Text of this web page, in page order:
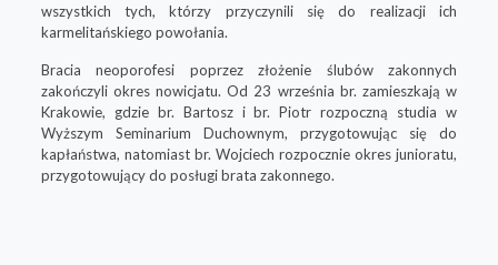
wszystkich tych, którzy przyczynili się do realizacji ich
karmelitańskiego powołania.
Bracia neoporofesi poprzez złożenie ślubów zakonnych
zakończyli okres nowicjatu. Od 23 września br. zamieszkają w
Krakowie, gdzie br. Bartosz i br. Piotr rozpoczną studia w
Wyższym Seminarium Duchownym, przygotowując się do
kapłaństwa, natomiast br. Wojciech rozpocznie okres junioratu,
przygotowujący do posługi brata zakonnego.